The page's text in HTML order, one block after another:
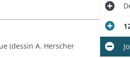
(dessin A. Herscher